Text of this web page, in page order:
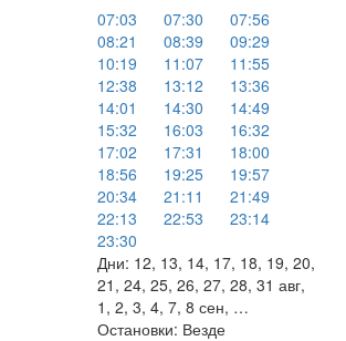
07:03
07:30
07:56
08:21
08:39
09:29
10:19
11:07
11:55
12:38
13:12
13:36
14:01
14:30
14:49
15:32
16:03
16:32
17:02
17:31
18:00
18:56
19:25
19:57
20:34
21:11
21:49
22:13
22:53
23:14
23:30
Дни: 12, 13, 14, 17, 18, 19, 20,
21, 24, 25, 26, 27, 28, 31 авг,
1, 2, 3, 4, 7, 8 сен, …
Остановки: Везде